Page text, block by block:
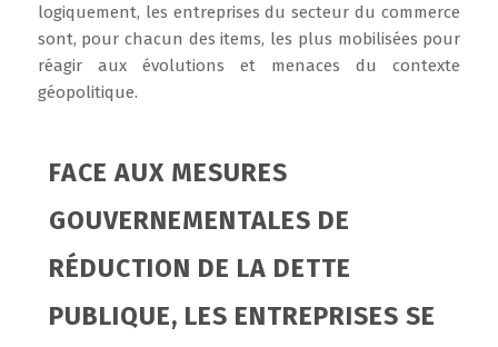
logiquement, les entreprises du secteur du commerce
sont, pour chacun des items, les plus mobilisées pour
réagir aux évolutions et menaces du contexte
géopolitique.
FACE AUX MESURES
GOUVERNEMENTALES DE
RÉDUCTION DE LA DETTE
PUBLIQUE, LES ENTREPRISES SE